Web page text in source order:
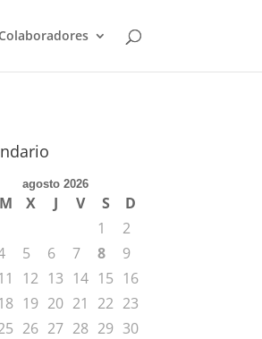
Colaboradores
agosto 2026
M X J V S
D
1
2
5 6 7 8
9
12 13 14 15 16
19 20 21 22 23
26 27 28 29 30